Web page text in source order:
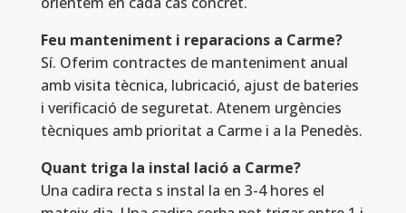
Feu manteniment i reparacions a Carme?
Sí. Oferim contractes de manteniment anual
amb visita tècnica, lubricació, ajust de bateries
i verificació de seguretat. Atenem urgències
tècniques amb prioritat a Carme i a la Penedès.
Quant triga la instal lació a Carme?
Una cadira recta s instal la en 3-4 hores el